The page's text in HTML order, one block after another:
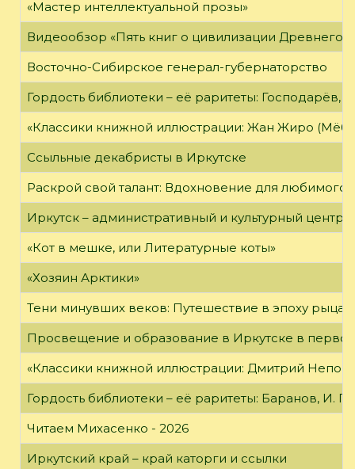
«Мастер интеллектуальной прозы»
Видеообзор «Пять книг о цивилизации Древнего
Восточно-Сибирское генерал-губернаторство
Гордость библиотеки – её раритеты:
«Классики книжной иллюстрации: Жан Жиро
Ссыльные декабристы в Иркутске
Раскрой свой талант: Вдохновение для любимого
Иркутск – административный и культурный центр
«Кот в мешке, или Литературные коты»
«Хозяин Арктики»
Тени минувших веков: Путешествие в эпоху
Просвещение и образование в Иркутске в
«Классики книжной иллюстрации: Дмитрий
Гордость библиотеки – её раритеты: Баранов, И.
Читаем Михасенко - 2026
Иркутский край – край каторги и ссылки